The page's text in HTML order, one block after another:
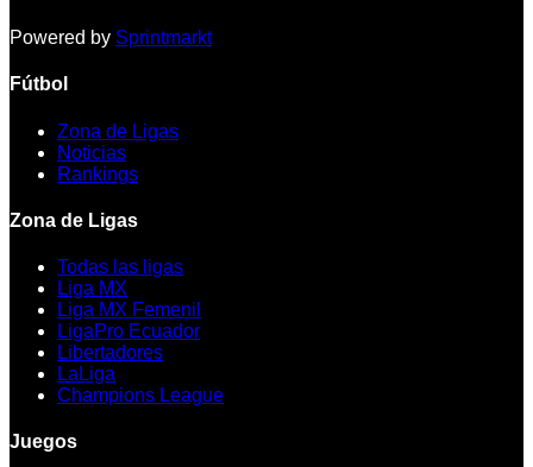
Powered by Sprintmarkt
Fútbol
Zona de Ligas
Noticias
Rankings
Zona de Ligas
Todas las ligas
Liga MX
Liga MX Femenil
LigaPro Ecuador
Libertadores
LaLiga
Champions League
Juegos